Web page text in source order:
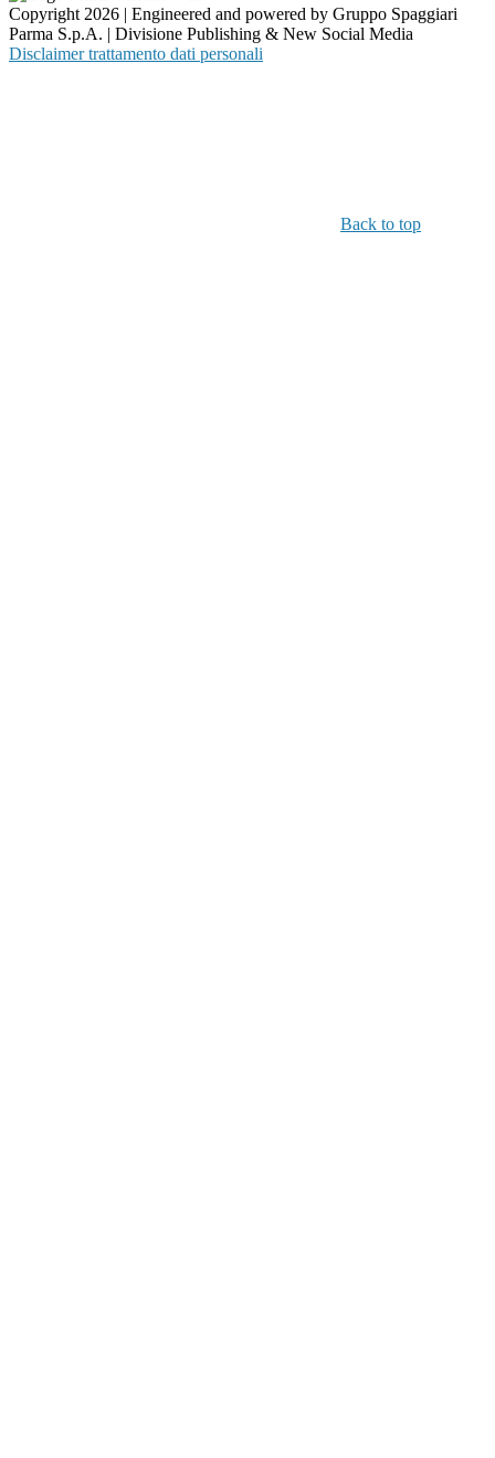
Copyright 2026 | Engineered and powered by Gruppo Spaggiari
Parma S.p.A. | Divisione Publishing & New Social Media
Disclaimer trattamento dati personali
Back to top